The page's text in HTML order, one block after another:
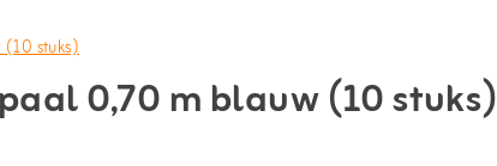
stuks)
0,70 m blauw (10 stuks)